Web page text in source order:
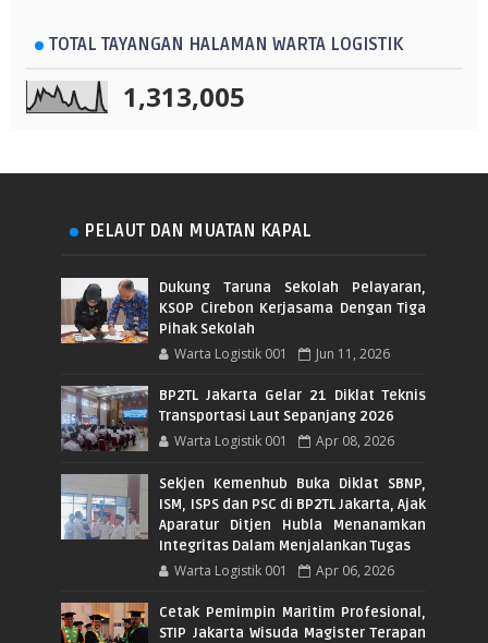
TOTAL TAYANGAN HALAMAN WARTA LOGISTIK
1,313,005
PELAUT DAN MUATAN KAPAL
Dukung Taruna Sekolah Pelayaran,
KSOP Cirebon Kerjasama Dengan Tiga
Pihak Sekolah
Warta Logistik 001 Jun 11, 2026
BP2TL Jakarta Gelar 21 Diklat Teknis
Transportasi Laut Sepanjang 2026
Warta Logistik 001 Apr 08, 2026
Sekjen Kemenhub Buka Diklat SBNP,
ISM, ISPS dan PSC di BP2TL Jakarta, Ajak
Aparatur Ditjen Hubla Menanamkan
Integritas Dalam Menjalankan Tugas
Warta Logistik 001 Apr 06, 2026
Cetak Pemimpin Maritim Profesional,
STIP Jakarta Wisuda Magister Terapan